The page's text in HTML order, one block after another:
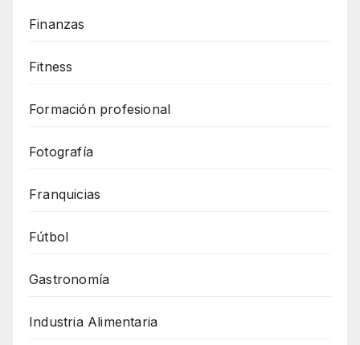
Finanzas
Fitness
Formación profesional
Fotografía
Franquicias
Fútbol
Gastronomía
Industria Alimentaria